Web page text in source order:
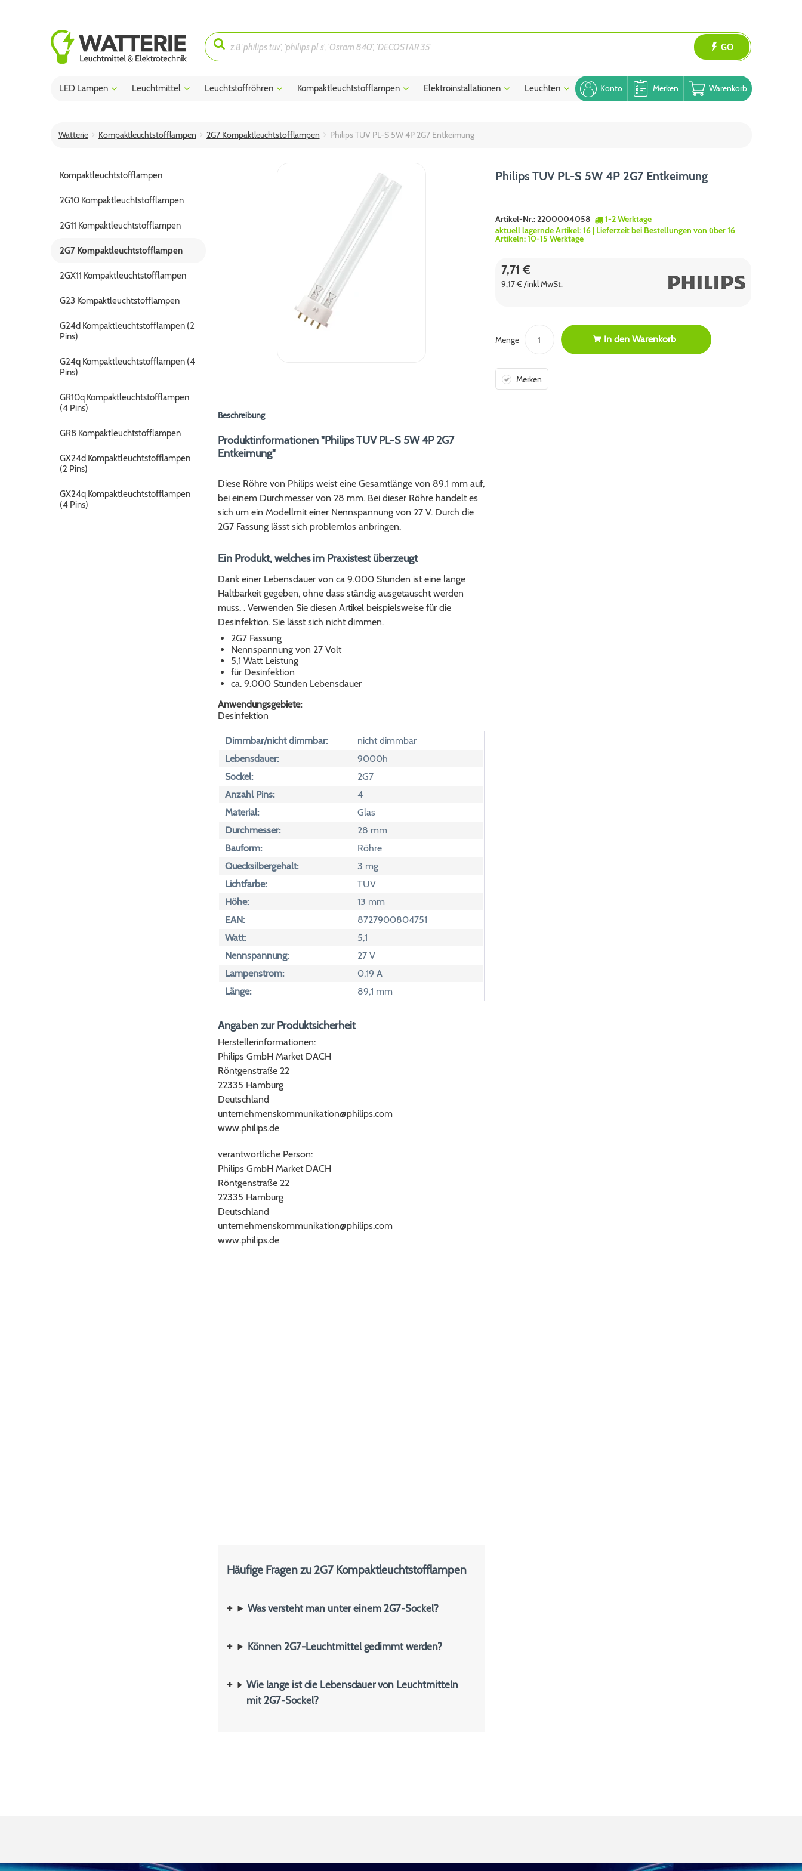
GO
Konto Merken Warenkorb
LED Lampen Leuchtmittel Leuchtstoffröhren Kompaktleuchtstofflampen Elektroinstallationen Leuchten Blog
Watterie Kompaktleuchtstofflampen 2G7 Kompaktleuchtstofflampen Philips TUV PL-S 5W 4P 2G7 Entkeimung
Kompaktleuchtstofflampen
2G10 Kompaktleuchtstofflampen
2G11 Kompaktleuchtstofflampen
2G7 Kompaktleuchtstofflampen
2GX11 Kompaktleuchtstofflampen
G23 Kompaktleuchtstofflampen
G24d Kompaktleuchtstofflampen (2
Pins)
G24q Kompaktleuchtstofflampen (4
Pins)
GR10q Kompaktleuchtstofflampen
(4 Pins)
GR8 Kompaktleuchtstofflampen
GX24d Kompaktleuchtstofflampen
(2 Pins)
GX24q Kompaktleuchtstofflampen
(4 Pins)
Philips TUV PL-S 5W 4P 2G7 Entkeimung
Artikel-Nr.:2200004058
1-2 Werktage
aktuell lagernde Artikel:16| Lieferzeit bei Bestellungen von über 16
Artikeln:10-15 Werktage
7,71 €
9,17 € /inkl MwSt.
Menge In den Warenkorb
Merken
Beschreibung
Produktinformationen "Philips TUV PL-S 5W 4P 2G7
Entkeimung"
Diese Röhre von Philips weist eine Gesamtlänge von 89,1 mm auf,
bei einem Durchmesser von 28 mm. Bei dieser Röhre handelt es
sich um ein Modellmit einer Nennspannung von 27 V. Durch die
2G7 Fassung lässt sich problemlos anbringen.
Ein Produkt, welches im Praxistest überzeugt
Dank einer Lebensdauer von ca 9.000 Stunden ist eine lange
Haltbarkeit gegeben, ohne dass ständig ausgetauscht werden
muss. . Verwenden Sie diesen Artikel beispielsweise für die
Desinfektion. Sie lässt sich nicht dimmen.
2G7 Fassung
Nennspannung von 27 Volt
5,1 Watt Leistung
für Desinfektion
ca. 9.000 Stunden Lebensdauer
Anwendungsgebiete:
Desinfektion
Dimmbar/nicht dimmbar:
nicht dimmbar
Lebensdauer:
9000h
Sockel:
2G7
Anzahl Pins:
4
Material:
Glas
Durchmesser:
28 mm
Bauform:
Röhre
Quecksilbergehalt:
3 mg
Lichtfarbe:
TUV
Höhe:
13 mm
EAN:
8727900804751
Watt:
5,1
Nennspannung:
27 V
Lampenstrom:
0,19 A
Länge:
89,1 mm
Angaben zur Produktsicherheit
Herstellerinformationen:
Philips GmbH Market DACH
Röntgenstraße 22
22335 Hamburg
Deutschland
unternehmenskommunikation@philips.com
www.philips.de
verantwortliche Person:
Philips GmbH Market DACH
Röntgenstraße 22
22335 Hamburg
Deutschland
unternehmenskommunikation@philips.com
www.philips.de
Häufige Fragen zu 2G7 Kompaktleuchtstofflampen
Was versteht man unter einem 2G7-Sockel?
Können 2G7-Leuchtmittel gedimmt werden?
Wie lange ist die Lebensdauer von Leuchtmitteln
mit 2G7-Sockel?